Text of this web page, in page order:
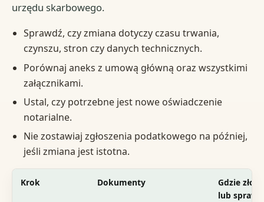
urzędu skarbowego.
Sprawdź, czy zmiana dotyczy czasu trwania,
czynszu, stron czy danych technicznych.
Porównaj aneks z umową główną oraz wszystkimi
załącznikami.
Ustal, czy potrzebne jest nowe oświadczenie
notarialne.
Nie zostawiaj zgłoszenia podatkowego na później,
jeśli zmiana jest istotna.
Krok Dokumenty
Gdzie
lub